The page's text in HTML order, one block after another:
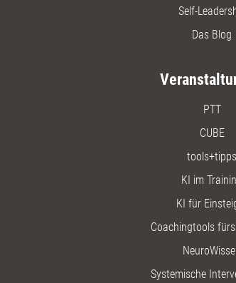
Self-
Das Blog
PTT
CUBE
tools+tipps
KI im
KI für
Coachingtools
Systemische